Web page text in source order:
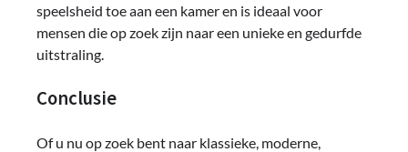
speelsheid toe aan een kamer en is ideaal voor
mensen die op zoek zijn naar een unieke en gedurfde
uitstraling.
Conclusie
Of u nu op zoek bent naar klassieke, moderne,